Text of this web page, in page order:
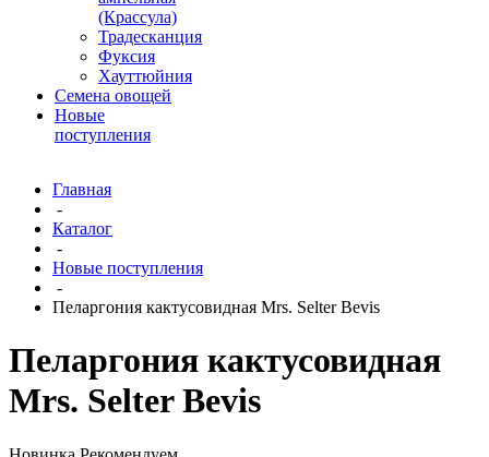
(Крассула)
Традесканция
Фуксия
Хауттюйния
Семена овощей
Новые
поступления
Главная
-
Каталог
-
Новые поступления
-
Пеларгония кактусовидная Mrs. Selter Bevis
Пеларгония кактусовидная
Mrs. Selter Bevis